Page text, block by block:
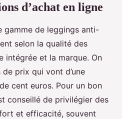
d’achat en ligne
gamme de leggings anti-
selon la qualité des
intégrée et la marque. On
prix qui vont d’une
cent euros. Pour un bon
conseillé de privilégier des
et efficacité, souvent